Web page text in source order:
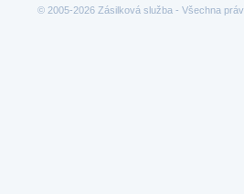
© 2005-2026 Zásilková služba - Všechna